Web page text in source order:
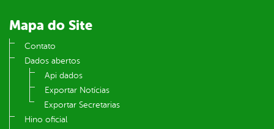
Mapa do Site
Contato
Dados abertos
Api dados
Exportar Notícias
Exportar Secretarias
Hino oficial